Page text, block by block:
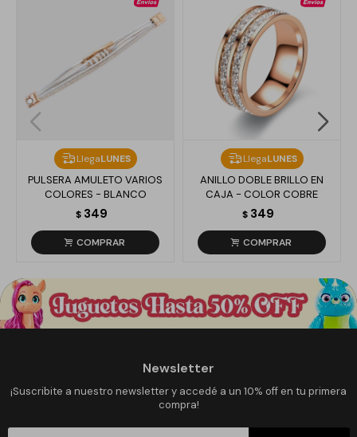
LlegaLUNES
PULSERA AMULETO VARIOS
COLORES - BLANCO
$ 349
LlegaLUNES
ANILLO DOBLE BRILLO EN
CAJA - COLOR COBRE
$ 349
Newsletter
¡Suscribite a nuestro newsletter y accedé a un 10% off en tu primera
compra!